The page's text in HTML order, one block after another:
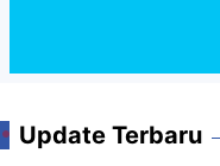
Update Terbaru